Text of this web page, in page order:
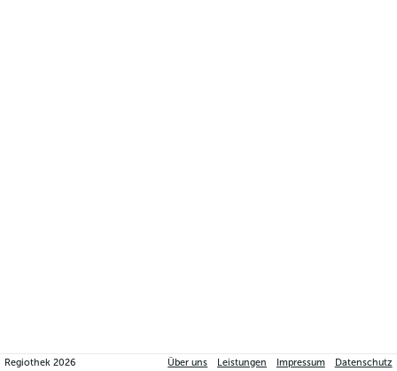
Regiothek2026 Über uns Leistungen Impressum Datenschutz